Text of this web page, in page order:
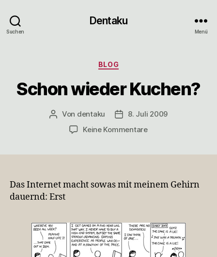
Suchen
Dentaku
Menü
Kategorien
BLOG
Schon wieder Kuchen?
Beitragsautor
Von dentaku Veröffentlichungsdatum
8. Juli 2009
Keine Kommentarezu
Das Internet macht sowas mit meinem Gehirn
dauernd: Erst